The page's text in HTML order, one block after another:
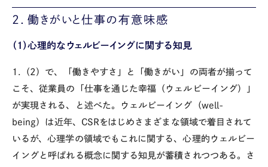
2．働きがいと仕事の有意味感
（1）心理的なウェルビーイングに関する知見
1.（2）で、「働きやすさ」と「働きがい」の両者が揃って
こそ、従業員の「仕事を通じた幸福（ウェルビーイング）」
が実現される、と述べた。ウェルビーイング（well-
being）は近年、CSRをはじめさまざまな領域で着目されて
いるが、心理学の領域でもこれに関する、心理的ウェルビー
イングと呼ばれる概念に関する知見が蓄積されつつある。さ